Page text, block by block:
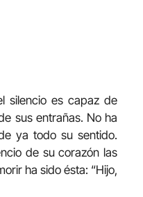
silencio es capaz de
sus entrañas. No ha
ya todo su sentido.
de su corazón las
ha sido ésta: “Hijo,